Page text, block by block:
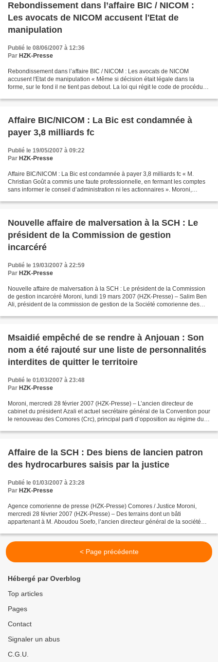
Rebondissement dans l’affaire BIC / NICOM :
Les avocats de NICOM accusent l'Etat de
manipulation
Publié le 08/06/2007 à 12:36
Par HZK-Presse
Rebondissement dans l’affaire BIC / NICOM : Les avocats de NICOM
accusent l'Etat de manipulation « Même si décision était légale dans la
forme, sur le fond il ne tient pas debout. La loi qui régit le code de procédure
Affaire BIC/NICOM : La Bic est condamnée à
payer 3,8 milliards fc
Publié le 19/05/2007 à 09:22
Par HZK-Presse
Affaire BIC/NICOM : La Bic est condamnée à payer 3,8 milliards fc « M.
Christian Goût a commis une faute professionnelle, en fermant les comptes
sans informer le conseil d’administration ni les actionnaires ». Moroni,
Nouvelle affaire de malversation à la SCH : Le
président de la Commission de gestion
incarcéré
Publié le 19/03/2007 à 22:59
Par HZK-Presse
Nouvelle affaire de malversation à la SCH : Le président de la Commission
de gestion incarcéré Moroni, lundi 19 mars 2007 (HZK-Presse) – Salim Ben
Ali, président de la commission de gestion de la Société comorienne des
Msaidié empêché de se rendre à Anjouan : Son
nom a été rajouté sur une liste de personnalités
interdites de quitter le territoire
Publié le 01/03/2007 à 23:48
Par HZK-Presse
Moroni, mercredi 28 février 2007 (HZK-Presse) – L’ancien directeur de
cabinet du président Azali et actuel secrétaire général de la Convention pour
le renouveau des Comores (Crc), principal parti d’opposition au régime du
Affaire de la SCH : Des biens de lancien patron
des hydrocarbures saisis par la justice
Publié le 01/03/2007 à 23:28
Par HZK-Presse
Agence comorienne de presse (HZK-Presse) Comores / Justice Moroni,
mercredi 28 février 2007 (HZK-Presse) – Des terrains dont un bâti
appartenant à M. Aboudou Soefo, l’ancien directeur général de la société
< Page précédente
Hébergé par Overblog
Top articles
Pages
Contact
Signaler un abus
C.G.U.